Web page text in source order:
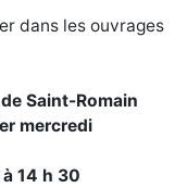
dans les ouvrages
Saint-Romain
mercredi
14 h 30